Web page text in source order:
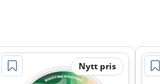
Nytt pris